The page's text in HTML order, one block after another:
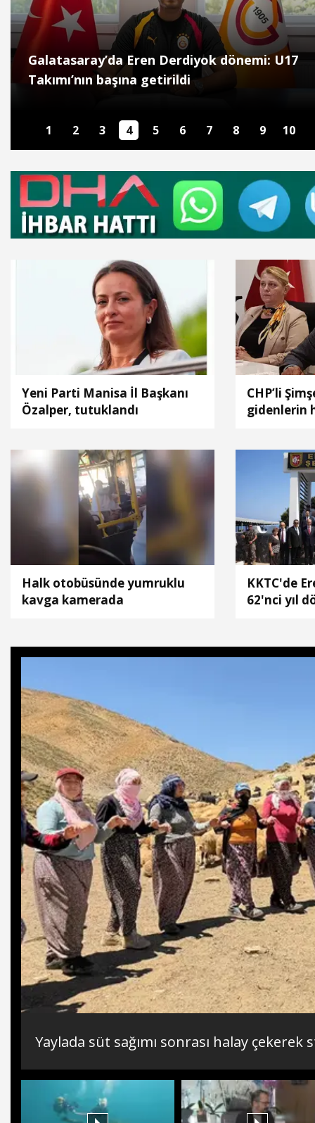
Tour Of Kahramanmaraş’ın şampiyonu
Ukraynalı Kyrylo Tsarenko oldu
1 2 3 4 5 6 7 8 9 10
İş Bankası Grubu üst yönetiminde
değişimi
Yeni Parti Manisa İl Başkanı
Özalper, tutuklandı
CHP’li
gidenlerin
Halk otobüsünde yumruklu
kavga kamerada
KKTC'de
62'nci yıl
Yaylada süt sağımı sonrası halay çekerek